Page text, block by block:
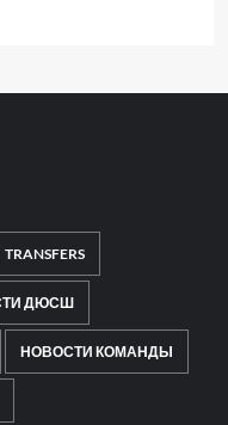
TRANSFERS
ДЮСШ
НОВОСТИ КОМАНДЫ